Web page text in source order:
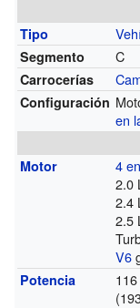
Tipo
Segmento C
Carrocerías
Configuración
en
Motor
4
2.0
2.4
2.5
V6
Potencia